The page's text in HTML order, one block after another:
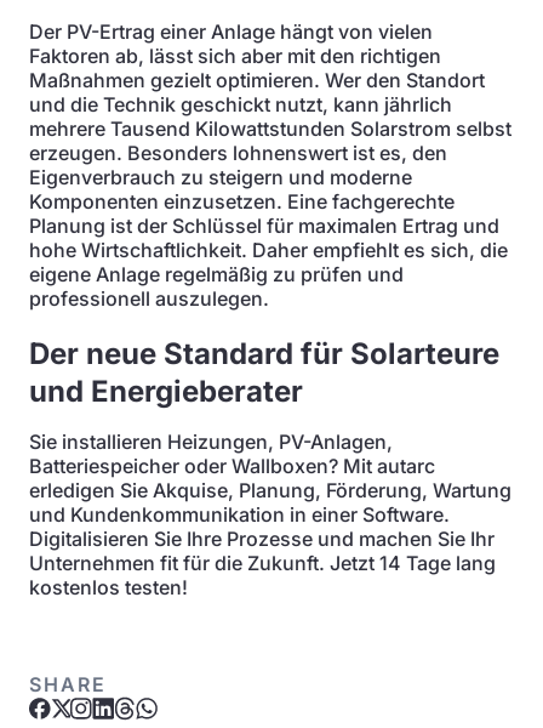
Der PV-Ertrag einer Anlage hängt von vielen
Faktoren ab, lässt sich aber mit den richtigen
Maßnahmen gezielt optimieren. Wer den Standort
und die Technik geschickt nutzt, kann jährlich
mehrere Tausend Kilowattstunden Solarstrom selbst
erzeugen. Besonders lohnenswert ist es, den
Eigenverbrauch zu steigern und moderne
Komponenten einzusetzen. Eine fachgerechte
Planung ist der Schlüssel für maximalen Ertrag und
hohe Wirtschaftlichkeit. Daher empfiehlt es sich, die
eigene Anlage regelmäßig zu prüfen und
professionell auszulegen.
Der neue Standard für Solarteure
und Energieberater
Sie installieren Heizungen, PV-Anlagen,
Batteriespeicher oder Wallboxen? Mit autarc
erledigen Sie Akquise, Planung, Förderung, Wartung
und Kundenkommunikation in einer Software.
Digitalisieren Sie Ihre Prozesse und machen Sie Ihr
Unternehmen fit für die Zukunft. Jetzt 14 Tage lang
kostenlos testen!
SHARE